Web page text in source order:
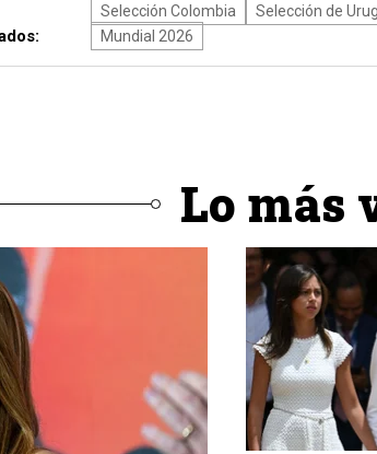
Selección Colombia Selección de
Mundial 2026
Lo más